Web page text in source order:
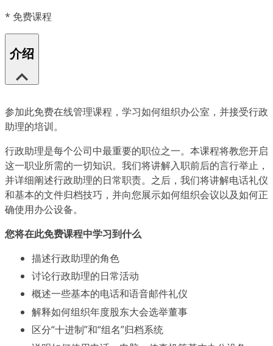
* 免费课程
介绍
参加此免费在线管理课程，学习如何组织办公室，并接受行政
助理的培训。
行政助理是每个公司中最重要的职位之一。本课程将教您开启
这一职业所需的一切知识。我们将讲解入职前后的言行举止，
并详细阐述行政助理的日常职责。之后，我们将讲解电话礼仪
和基本的文件归档技巧，并向您展示如何组织会议以及如何正
确使用办公设备。
您将在此免费课程中学习到什么
描述行政助理的角色
讨论行政助理的日常活动
概述一些基本的电话和语音邮件礼仪
解释如何组织年度股东大会选举董事
区分“十进制”和“组名”归档系统